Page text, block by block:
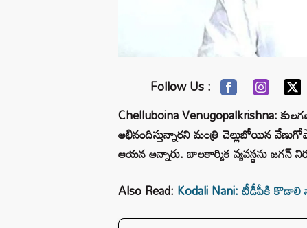
Follow Us :
Chelluboina Venugopalkrishna:
అభినందిస్తున్నారని మంత్రి చెల్లుబోయిన
ఆయన అన్నారు. బాలకార్మిక వ్యవస్థను జగన్
Also Read: Kodali Nani: టీడీపీకి